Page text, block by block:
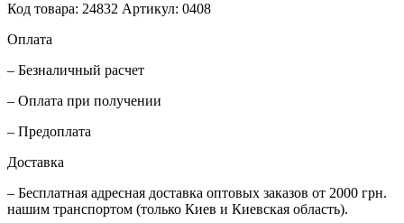
Код товара: 24832 Артикул: 0408
Оплата
– Безналичный расчет
– Оплата при получении
– Предоплата
Доставка
– Бесплатная адресная доставка оптовых заказов от 2000 грн.
нашим транспортом (только Киев и Киевская область).